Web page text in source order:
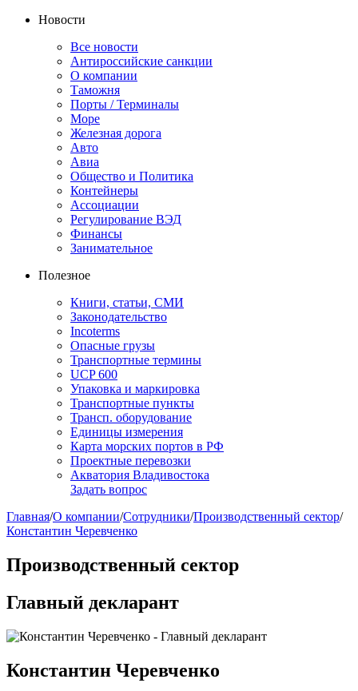
Новости
Все новости
Антироссийские санкции
О компании
Таможня
Порты / Терминалы
Море
Железная дорога
Авто
Авиа
Общество и Политика
Контейнеры
Ассоциации
Регулирование ВЭД
Финансы
Занимательное
Полезное
Книги, статьи, СМИ
Законодательство
Incoterms
Опасные грузы
Транспортные термины
UCP 600
Упаковка и маркировка
Транспортные пункты
Трансп. оборудование
Единицы измерения
Карта морских портов в РФ
Проектные перевозки
Акватория Владивостока
Задать вопрос
Главная/О компании/Сотрудники/Производственный сектор/
Константин Черевченко
Производственный сектор
Главный декларант
Константин Черевченко